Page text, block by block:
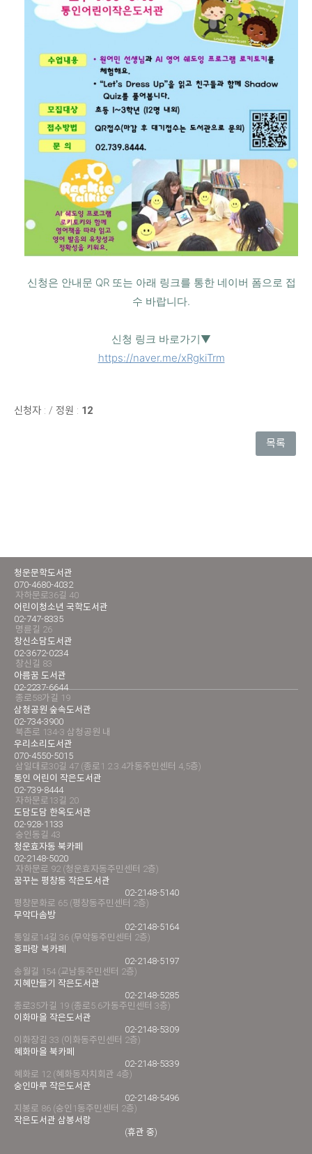
신청은 안내문 QR 또는 아래 링크를 통한 네이버 폼으로 접
수 바랍니다.
신청 링크 바로가기▼
https://naver.me/xRgkiTrm
신청자 : / 정원 : 12
목록
청운문학도서관
070-4680-4032
자하문로36길 40
어린이청소년 국학도서관
02-747-8335
명륜길 26
창신소담도서관
02-3672-0234
창신길 83
아름꿈 도서관
02-2237-6644
종로58가길 19
삼청공원 숲속도서관
02-734-3900
북촌로 134-3 삼청공원 내
우리소리도서관
070-4550-5015
삼일대로30길 47 (종로1.2.3.4가동주민센터 4,5층)
통인 어린이 작은도서관
02-739-8444
자하문로13길 20
도담도담 한옥도서관
02-928-1133
숭인동길 43
청운효자동 북카페
02-2148-5020
자하문로 92 (청운효자동주민센터 2층)
꿈꾸는 평창동 작은도서관
02-2148-5140
평창문화로 65 (평창동주민센터 2층)
무악다솜방
02-2148-5164
통일로14길 36 (무악동주민센터 2층)
홍파랑 북카페
02-2148-5197
송월길 154 (교남동주민센터 2층)
지혜만들기 작은도서관
02-2148-5285
종로35가길 19 (종로5.6가동주민센터 3층)
이화마을 작은도서관
02-2148-5309
이화장길 33 (이화동주민센터 2층)
혜화마을 북카페
02-2148-5339
혜화로 12 (혜화동자치회관 4층)
숭인마루 작은도서관
02-2148-5496
지봉로 86 (숭인1동주민센터 2층)
작은도서관 삼봉서랑
(휴관 중)